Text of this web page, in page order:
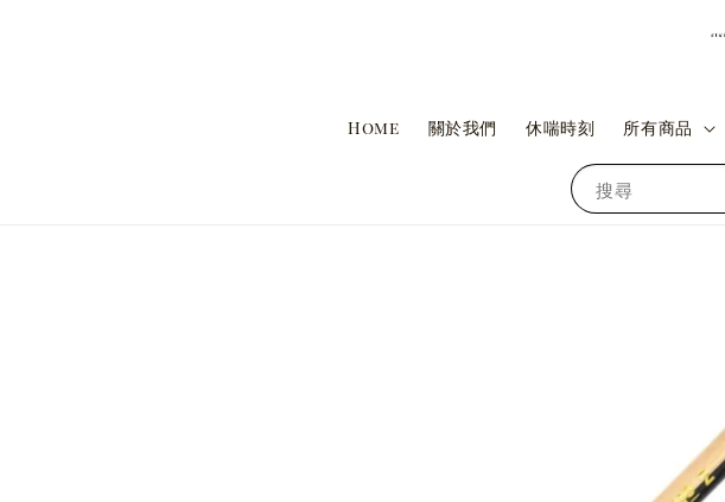
搜尋
Home 關於我們 休喘時刻 所有商品